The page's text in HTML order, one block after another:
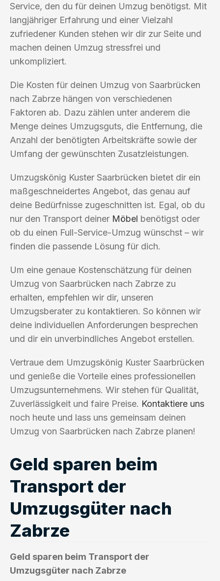
Service, den du für deinen Umzug benötigst. Mit
langjähriger Erfahrung und einer Vielzahl
zufriedener Kunden stehen wir dir zur Seite und
machen deinen Umzug stressfrei und
unkompliziert.
Die Kosten für deinen Umzug von Saarbrücken
nach Zabrze hängen von verschiedenen
Faktoren ab. Dazu zählen unter anderem die
Menge deines Umzugsguts, die Entfernung, die
Anzahl der benötigten Arbeitskräfte sowie der
Umfang der gewünschten Zusatzleistungen.
Umzugskönig Kuster Saarbrücken bietet dir ein
maßgeschneidertes Angebot, das genau auf
deine Bedürfnisse zugeschnitten ist. Egal, ob du
nur den Transport deiner Möbel benötigst oder
ob du einen Full-Service-Umzug wünschst – wir
finden die passende Lösung für dich.
Um eine genaue Kostenschätzung für deinen
Umzug von Saarbrücken nach Zabrze zu
erhalten, empfehlen wir dir, unseren
Umzugsberater zu kontaktieren. So können wir
deine individuellen Anforderungen besprechen
und dir ein unverbindliches Angebot erstellen.
Vertraue dem Umzugskönig Kuster Saarbrücken
und genieße die Vorteile eines professionellen
Umzugsunternehmens. Wir stehen für Qualität,
Zuverlässigkeit und faire Preise. Kontaktiere uns
noch heute und lass uns gemeinsam deinen
Umzug von Saarbrücken nach Zabrze planen!
Geld sparen beim
Transport der
Umzugsgüter nach
Zabrze
Geld sparen beim Transport der
Umzugsgüter nach Zabrze